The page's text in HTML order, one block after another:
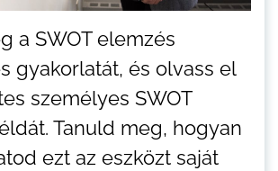
a SWOT elemzés
gyakorlatát, és olvass el
személyes SWOT
Tanuld meg, hogyan
ezt az eszközt saját